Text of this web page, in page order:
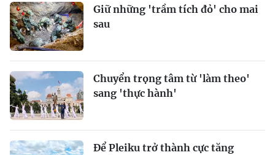
Giữ những 'trầm tích đỏ' cho mai
sau
Chuyển trọng tâm từ 'làm theo'
sang 'thực hành'
Để Pleiku trở thành cực tăng